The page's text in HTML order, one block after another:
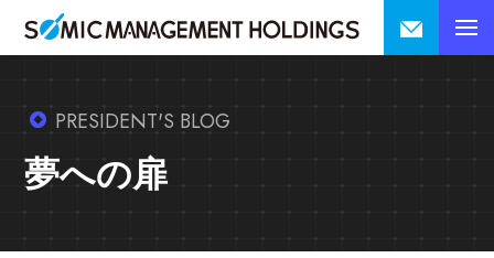
PRESIDENT'S BLOG
夢への扉